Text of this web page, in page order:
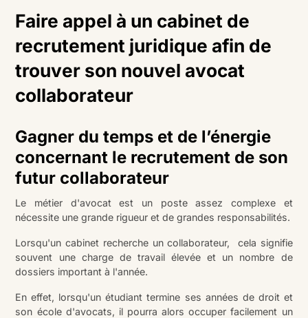
Faire appel à un cabinet de
recrutement juridique afin de
trouver son nouvel avocat
collaborateur
Gagner du temps et de l’énergie
concernant le recrutement de son
futur collaborateur
Le métier d'avocat est un poste assez complexe et
nécessite une grande rigueur et de grandes responsabilités.
Lorsqu'un cabinet recherche un collaborateur, cela signifie
souvent une charge de travail élevée et un nombre de
dossiers important à l'année.
En effet, lorsqu'un étudiant termine ses années de droit et
son école d'avocats, il pourra alors occuper facilement un